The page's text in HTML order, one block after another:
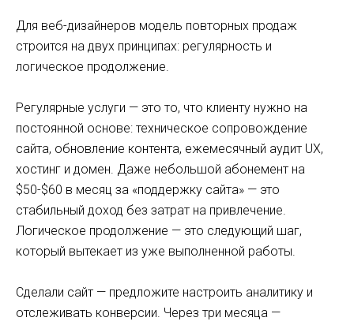
Для веб-дизайнеров модель повторных продаж
строится на двух принципах: регулярность и
логическое продолжение.
Регулярные услуги — это то, что клиенту нужно на
постоянной основе: техническое сопровождение
сайта, обновление контента, ежемесячный аудит UX,
хостинг и домен. Даже небольшой абонемент на
$50-$60 в месяц за «поддержку сайта» — это
стабильный доход без затрат на привлечение.
Логическое продолжение — это следующий шаг,
который вытекает из уже выполненной работы.
Сделали сайт — предложите настроить аналитику и
отслеживать конверсии. Через три месяца —